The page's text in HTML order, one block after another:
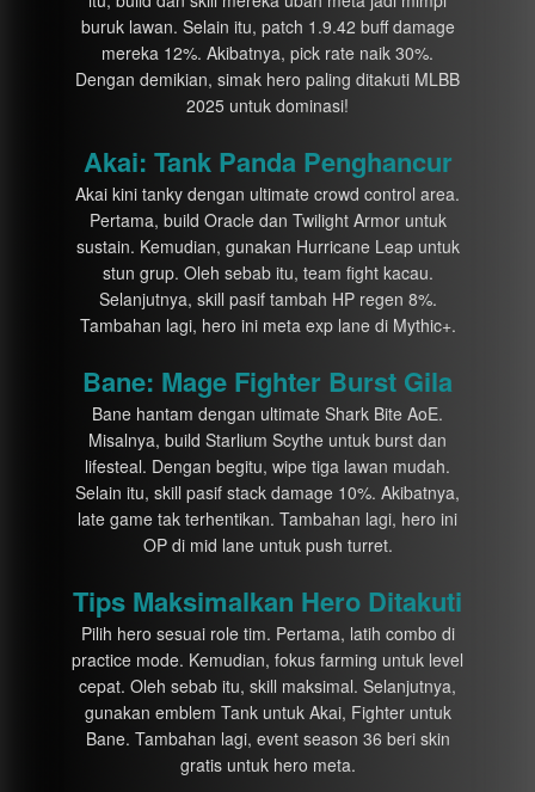
buruk lawan. Selain itu, patch 1.9.42 buff damage
mereka 12%. Akibatnya, pick rate naik 30%.
Dengan demikian, simak hero paling ditakuti MLBB
2025 untuk dominasi!
Akai: Tank Panda Penghancur
Akai kini tanky dengan ultimate crowd control area.
Pertama, build Oracle dan Twilight Armor untuk
sustain. Kemudian, gunakan Hurricane Leap untuk
stun grup. Oleh sebab itu, team fight kacau.
Selanjutnya, skill pasif tambah HP regen 8%.
Tambahan lagi, hero ini meta exp lane di Mythic+.
Bane: Mage Fighter Burst Gila
Bane hantam dengan ultimate Shark Bite AoE.
Misalnya, build Starlium Scythe untuk burst dan
lifesteal. Dengan begitu, wipe tiga lawan mudah.
Selain itu, skill pasif stack damage 10%. Akibatnya,
late game tak terhentikan. Tambahan lagi, hero ini
OP di mid lane untuk push turret.
Tips Maksimalkan Hero Ditakuti
Pilih hero sesuai role tim. Pertama, latih combo di
practice mode. Kemudian, fokus farming untuk level
cepat. Oleh sebab itu, skill maksimal. Selanjutnya,
gunakan emblem Tank untuk Akai, Fighter untuk
Bane. Tambahan lagi, event season 36 beri skin
gratis untuk hero meta.